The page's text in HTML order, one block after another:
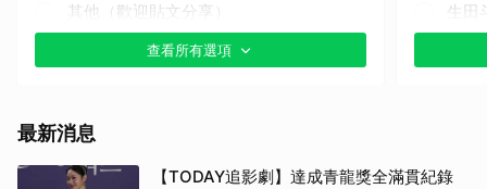
其他（歡迎貼文分享）
查看所有選項
生田
最新消息
【TODAY追影劇】達成青龍獎全滿貫紀錄